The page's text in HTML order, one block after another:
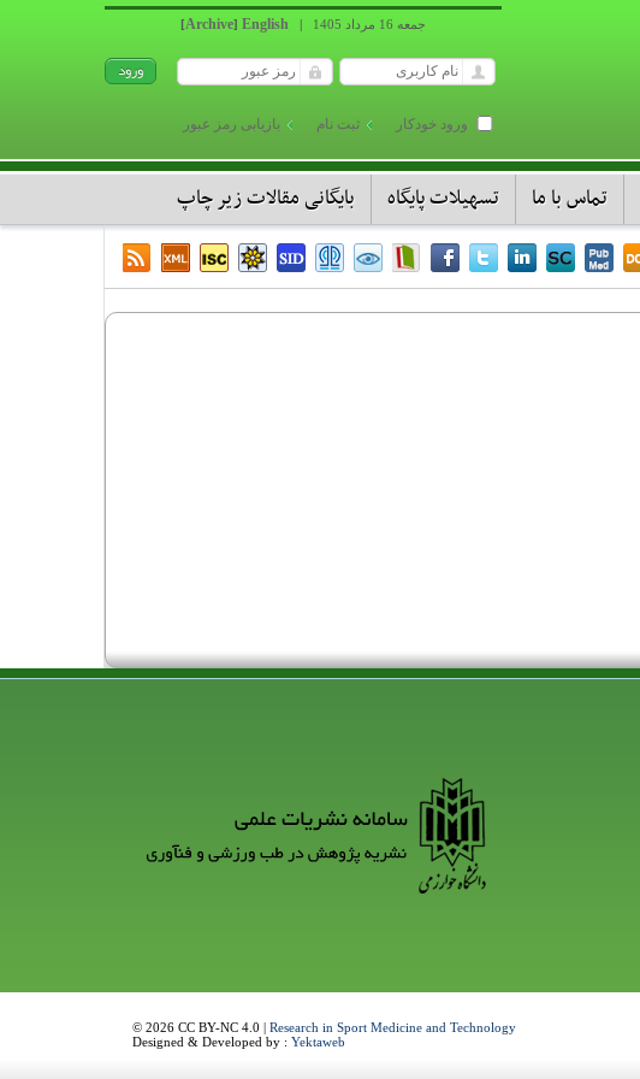
جمعه 16 مرداد 1405 |
English
[Archive]
ورود خودکار ثبت نام بازیابی رمز عبور
تماس با ما تسهیلات پایگاه بایگانی مقالات زیر چاپ
© 2026 CC BY-NC 4.0 | Research in Sport Medicine and Technology
Designed & Developed by : Yektaweb